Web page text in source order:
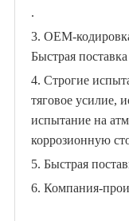
.
3. OEM-
Быстрая
4. Строгие
тяговое усилие,
испытание на
коррозионную
5. Быстрая
6. Компания-